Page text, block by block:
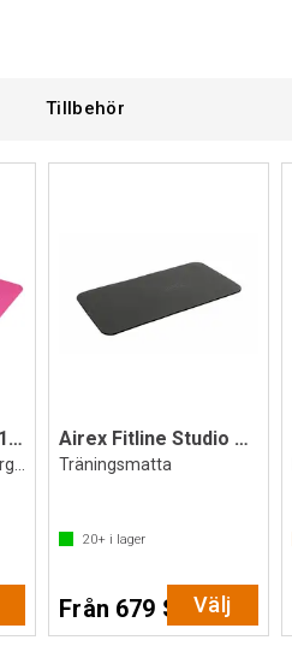
Tillbehör
Airex Fitline matta 140x60x1 cm Airex Fitline Studio 100x50x1 cm
Träningsmatta
20+ i lager
Från 679 SEKVälj